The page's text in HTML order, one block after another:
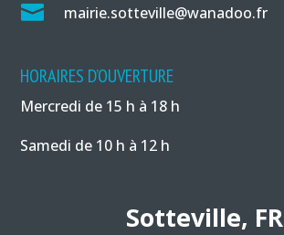
 mairie.sotteville@wanadoo.fr
HORAIRES D’OUVERTURE
Mercredi de 15 h à 18 h
Samedi de 10 h à 12 h
Sotteville, FR